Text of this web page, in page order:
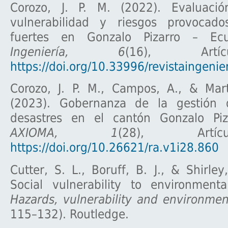
Corozo, J. P. M. (2022).
vulnerabilidad y riesgos
fuertes en Gonzalo Pizarro –
Ingeniería, 6(16),
https://doi.org/10.33996/
Corozo, J. P. M., Campos, A., &
(2023). Gobernanza de la gestión
desastres en el cantón Gonzalo
AXIOMA, 1(28),
https://doi.org/10.26621/ra.v1i28.860
Cutter, S. L., Boruff, B. J., &
Social vulnerability to
Hazards, vulnerability and
115–132). Routledge.